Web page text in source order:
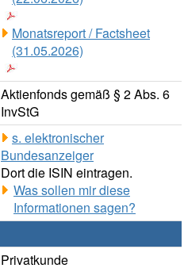
Monatsreport / Factsheet
(31.05.2026)
Aktienfonds gemäß § 2 Abs. 6
InvStG
s. elektronischer
Bundesanzeiger
Dort die ISIN eintragen.
Was sollen mir diese
Informationen sagen?
Privatkunde